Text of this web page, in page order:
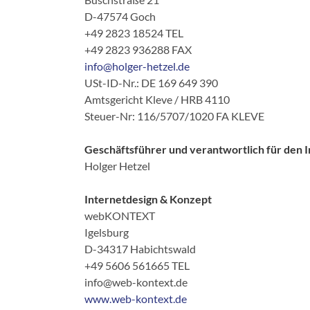
D-47574 Goch
+49 2823 18524 TEL
+49 2823 936288 FAX
info@holger-hetzel.de
USt-ID-Nr.: DE 169 649 390
Amtsgericht Kleve / HRB 4110
Steuer-Nr: 116/5707/1020 FA KLEVE
Geschäftsführer und verantwortlich für den
Holger Hetzel
Internetdesign & Konzept
webKONTEXT
Igelsburg
D-34317 Habichtswald
+49 5606 561665 TEL
info@web-kontext.de
www.web-kontext.de